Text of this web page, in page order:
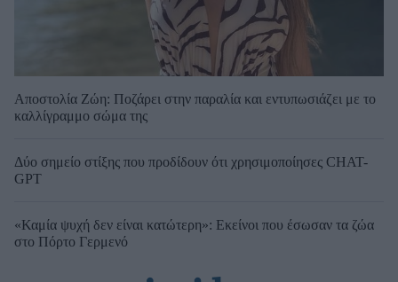
Αποστολία Ζώη: Ποζάρει στην παραλία και εντυπωσιάζει με το
καλλίγραμμο σώμα της
Δύο σημείο στίξης που προδίδουν ότι χρησιμοποίησες CHAT-
GPT
«Καμία ψυχή δεν είναι κατώτερη»: Εκείνοι που έσωσαν τα ζώα
στο Πόρτο Γερμενό